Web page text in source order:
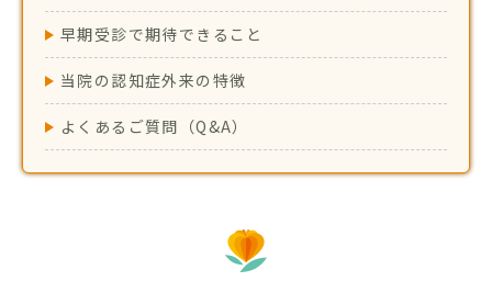
早期受診で期待できること
当院の認知症外来の特徴
よくあるご質問（Q&A）